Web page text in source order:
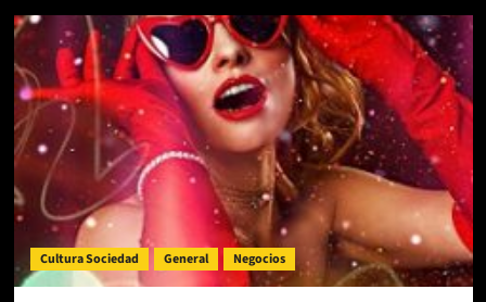
Cultura Sociedad General Negocios